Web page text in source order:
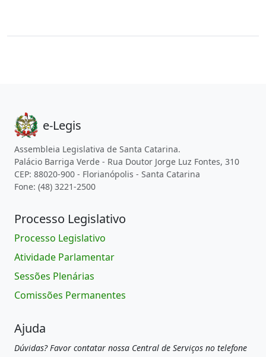
e-Legis
Assembleia Legislativa de Santa Catarina.
Palácio Barriga Verde - Rua Doutor Jorge Luz Fontes, 310
CEP: 88020-900 - Florianópolis - Santa Catarina
Fone: (48) 3221-2500
Processo Legislativo
Processo Legislativo
Atividade Parlamentar
Sessões Plenárias
Comissões Permanentes
Ajuda
Dúvidas? Favor contatar nossa Central de Serviços no telefone